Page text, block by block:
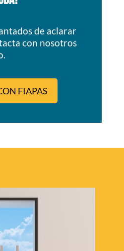
de aclarar
con nosotros
FIAPAS